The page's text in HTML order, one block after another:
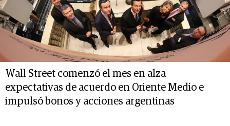
Wall Street comenzó el mes en alza
expectativas de acuerdo en Oriente Medio e
impulsó bonos y acciones argentinas